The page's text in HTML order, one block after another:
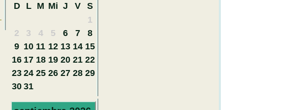
D L M Mi J V
S
1
2
3 4 5 6 7
8
9 10 11 12 13 14 15
16 17 18 19 20 21 22
23 24 25 26 27 28 29
30 31